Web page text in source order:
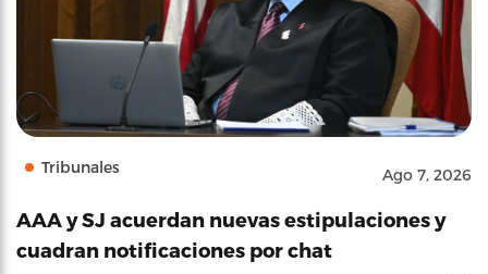
Tribunales Ago 7, 2026
AAA y SJ acuerdan nuevas estipulaciones y
cuadran notificaciones por chat